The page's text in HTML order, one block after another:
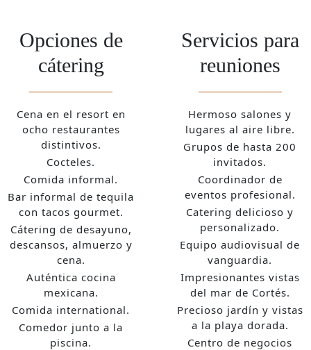
Opciones de
cátering
Cena en el resort en
ocho restaurantes
distintivos.
Cocteles.
Comida informal.
Bar informal de tequila
con tacos gourmet.
Cátering de desayuno,
descansos, almuerzo y
cena.
Auténtica cocina
mexicana.
Comida international.
Comedor junto a la
piscina.
Servicios para
reuniones
Hermoso salones y
lugares al aire libre.
Grupos de hasta 200
invitados.
Coordinador de
eventos profesional.
Catering delicioso y
personalizado.
Equipo audiovisual de
vanguardia.
Impresionantes vistas
del mar de Cortés.
Precioso jardín y vistas
a la playa dorada.
Centro de negocios